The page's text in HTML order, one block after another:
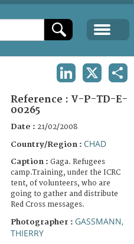
Reference : V-P-TD-E-
00265
Date : 21/02/2008
Country/Region : CHAD
Caption : Gaga. Refugees
camp.Training, under the ICRC
tent, of volunteers, who are
going to gather and distribute
Red Cross messages.
Photographer : GASSMANN,
THIERRY